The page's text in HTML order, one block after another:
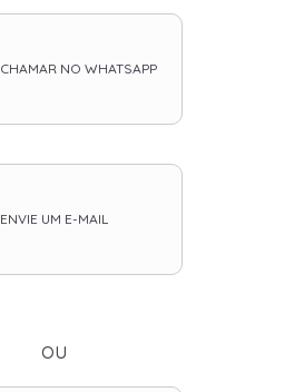
CHAMAR NO WHATSAPP
ENVIE UM E-MAIL
ou